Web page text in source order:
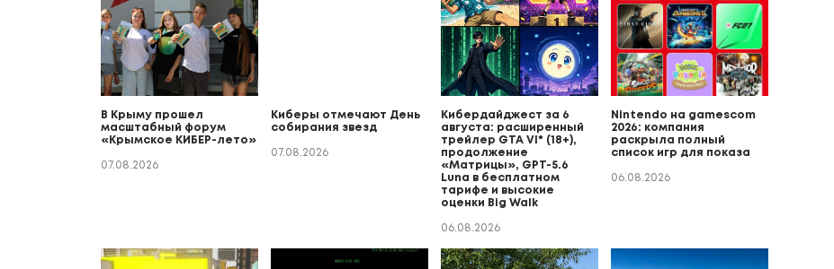
В Крыму прошел
масштабный форум
«Крымское КИБЕР-лето»
07.08.2026
Киберы отмечают День
собирания звезд
07.08.2026
Кибердайджест за 6
августа: расширенный
трейлер GTA VI* (18+),
продолжение
«Матрицы», GPT-5.6
Luna в бесплатном
тарифе и высокие
оценки Big Walk
06.08.2026
Nintendo на gamescom
2026: компания
раскрыла полный
список игр для показа
06.08.2026